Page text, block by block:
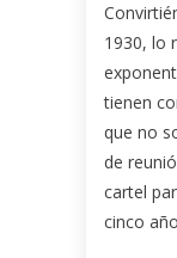
1930, lo
tienen
que no
de
cartel
cinco